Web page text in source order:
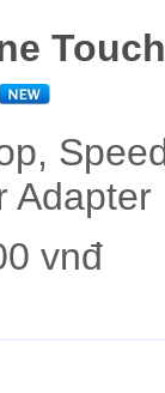
Touch
Adapter
vnđ